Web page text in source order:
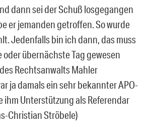
dann sei der Schuß losgegangen
er jemanden getroffen. So wurde
Jedenfalls bin ich dann, das muss
übernächste Tag gewesen
Rechtsanwalts Mahler
ja damals ein sehr bekannter APO-
ihm Unterstützung als Referendar
Christian Ströbele)